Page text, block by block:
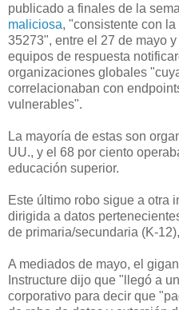
publicado a finales de la
maliciosa, "consistente con
35273", entre el 27 de mayo
equipos de respuesta
organizaciones globales
correlacionaban con
vulnerables".
La mayoría de estas son
UU., y el 68 por ciento
educación superior.
Este último robo sigue a otra
dirigida a datos
de primaria/secundaria (K-
A mediados de mayo, el
Instructure dijo que "llegó a
corporativo para decir que